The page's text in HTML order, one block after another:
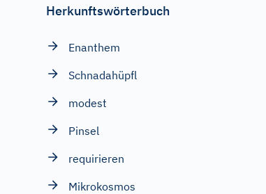
Herkunftswörterbuch
Enanthem
Schnadahüpfl
modest
Pinsel
requirieren
Mikrokosmos